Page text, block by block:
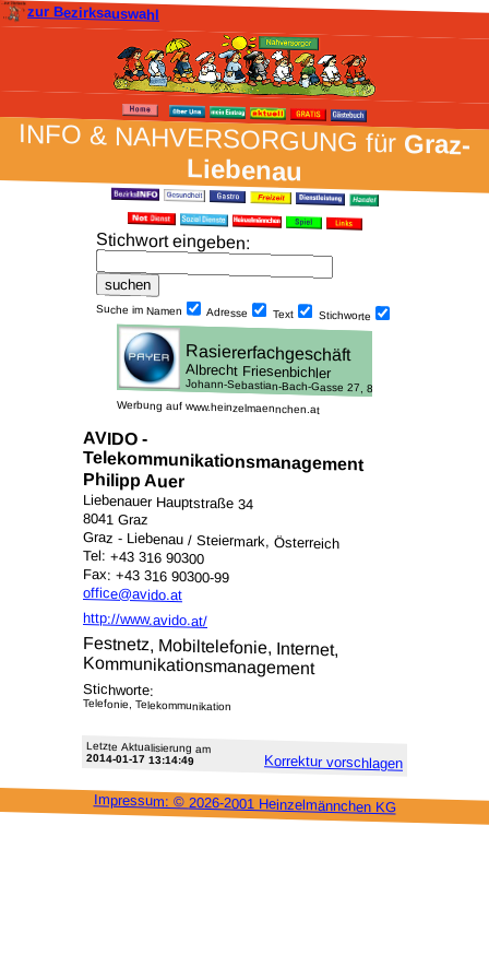
zur Bezirksauswahl
INFO & NAH­VER­SORG­UNG fürGraz-
Liebenau
Stich­wort ein­geben:
Suche im Namen Adresse Text Stich­worte
Werbung auf www.heinzelmaennchen.at
AVIDO -
Telekommunikationsmanagement
Philipp Auer
Liebenauer Hauptstraße 34
8041 Graz
Graz - Liebenau / Steiermark, Österreich
Tel: +43 316 90300
Fax: +43 316 90300-99
office@avido.at
http://www.avido.at/
Festnetz, Mobiltelefonie, Internet,
Kommunikationsmanagement
Stichworte:
Telefonie, Telekommunikation
Letzte Aktu­alisie­rung am
2014-01-17 13:14:49 Korrektur vor­schlagen
Impressum: © 2026-2001 Heinzel­männchen KG